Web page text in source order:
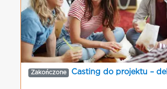
Zakończone Casting do projektu –